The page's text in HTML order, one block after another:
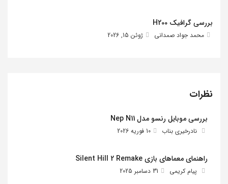
بررسی گرافیک H200
محمد جواد صمدانی ژوئن 15, 2026
نظرات
بررسی موبایل رنسو مدل Nep N11
نادرخیری بناب 10 فوریه 2026
راهنمای معماهای بازی Silent Hill 2 Remake
پیام کریمی 31 دسامبر 2025